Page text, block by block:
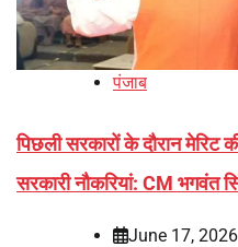
पंजाब
पिछली सरकारों के दौरान
सरकारी नौकरियां: CM भगवंत
June 17, 2026